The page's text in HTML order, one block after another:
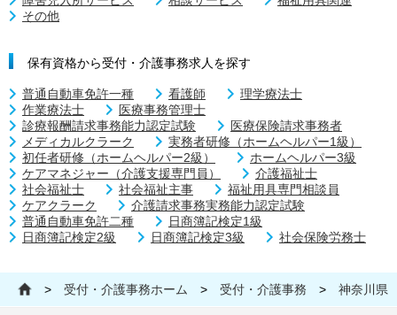
その他
保有資格から受付・介護事務求人を探す
普通自動車免許一種 看護師
理学療法士
作業療法士
医療事務管理士
診療報酬請求事務能力認定試験
医療保険請求事務者
メディカルクラーク
実務者研修（ホームヘルパー1級）
初任者研修（ホームヘルパー2級）
ホームヘルパー3級
ケアマネジャー（介護支援専門員）
介護福祉士
社会福祉士
社会福祉主事
福祉用具専門相談員
ケアクラーク
介護請求事務実務能力認定試験
普通自動車免許二種
日商簿記検定1級
日商簿記検定2級
日商簿記検定3級 社会保険労務士
> 受付・介護事務ホーム > 受付・介護事務 > 神奈川県